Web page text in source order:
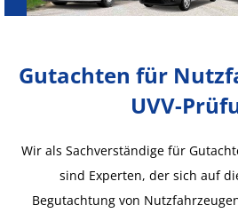
Gutachten für
UVV-
Wir als Sachverständige für
sind Experten, der sich auf
Begutachtung von